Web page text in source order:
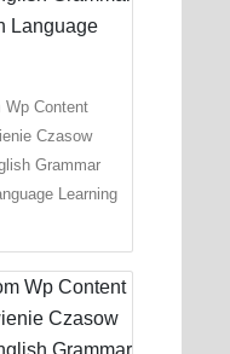
Wp Content
Czasow
Grammar
Learning